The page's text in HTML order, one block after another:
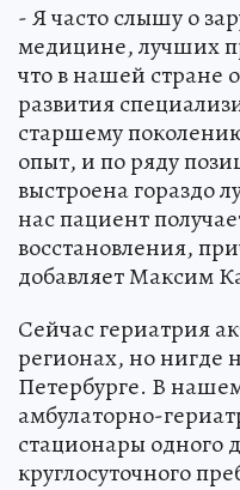
- Я часто слышу о
медицине, лучших
что в нашей стране
развития
старшему
опыт, и по ряду
выстроена гораздо
нас пациент
восстановления,
добавляет Максим
Сейчас гериатрия
регионах, но нигде
Петербурге. В
амбулаторно-
стационары одного
круглосуточного